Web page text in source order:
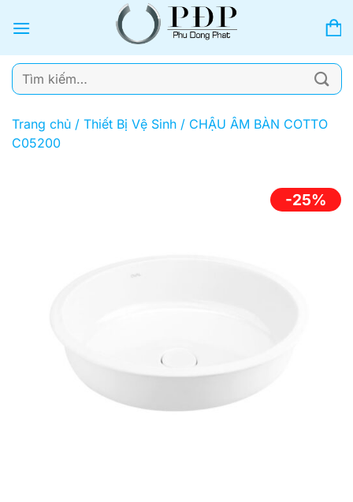
qua
dung
Tìm
kiếm:
Trang chủ / Thiết Bị Vệ Sinh / CHẬU ÂM BÀN COTTO
C05200
-25%